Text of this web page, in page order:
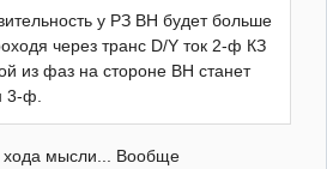
у РЗ ВН будет больше
через транс D/Y ток 2-ф КЗ
из фаз на стороне ВН станет
3-ф.
хода мысли... Вообще